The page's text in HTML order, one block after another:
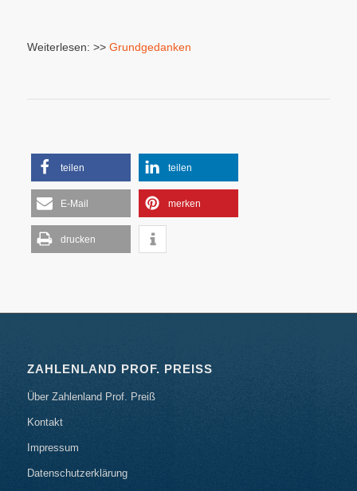
Weiterlesen: >> Grundgedanken
teilen teilen
E-Mail merken
drucken
ZAHLENLAND PROF. PREISS
Über Zahlenland Prof. Preiß
Kontakt
Impressum
Datenschutzerklärung